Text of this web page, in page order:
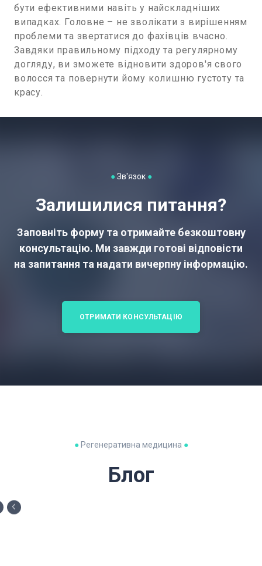
бути ефективними навіть у найскладніших
випадках. Головне – не зволікати з вирішенням
проблеми та звертатися до фахівців вчасно.
Завдяки правильному підходу та регулярному
догляду, ви зможете відновити здоров'я свого
волосся та повернути йому колишню густоту та
красу.
● Зв'язок ●
Залишилися питання?
Заповніть форму та отримайте безкоштовну
консультацію. Ми завжди готові відповісти
на запитання та надати вичерпну інформацію.
ОТРИМАТИ КОНСУЛЬТАЦІЮ
●Регенеративна медицина ●
Блог